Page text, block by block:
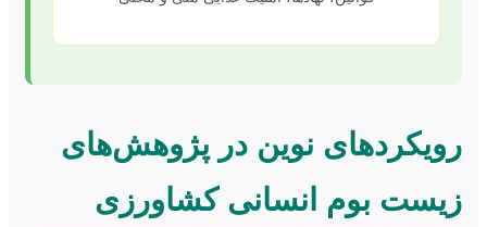
رویکردهای نوین در پژوهش‌های
زیست بوم انسانی کشاورزی